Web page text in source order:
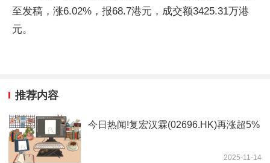
至发稿，涨6.02%，报68.7港元，成交额3425.31万港
元。
推荐内容
今日热闻!复宏汉霖(02696.HK)再涨超5%
2025-11-14